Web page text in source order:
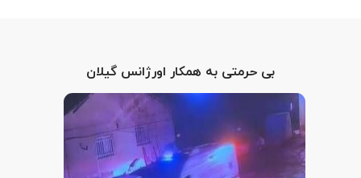
بی حرمتی به همکار اورژانس گیلان